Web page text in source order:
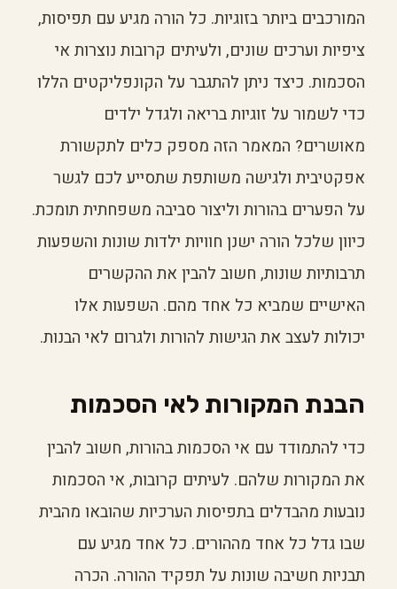
המורכבים ביותר בזוגיות. כל הורה מגיע עם תפיסות,
ציפיות וערכים שונים, ולעיתים קרובות נוצרות אי
הסכמות. כיצד ניתן להתגבר על הקונפליקטים הללו
כדי לשמור על זוגיות בריאה ולגדל ילדים
מאושרים? המאמר הזה מספק כלים לתקשורת
אפקטיבית ולגישה משותפת שתסייע לכם לגשר
על הפערים בהורות וליצור סביבה משפחתית תומכת.
כיוון שלכל הורה ישנן חוויות ילדות שונות והשפעות
תרבותיות שונות, חשוב להבין את ההקשרים
האישיים שמביא כל אחד מהם. השפעות אלו
יכולות לעצב את הגישות להורות ולגרום לאי הבנות.
הבנת המקורות לאי הסכמות
כדי להתמודד עם אי הסכמות בהורות, חשוב להבין
את המקורות שלהם. לעיתים קרובות, אי הסכמות
נובעות מהבדלים בתפיסות הערכיות שהובאו מהבית
שבו גדל כל אחד מההורים. כל אחד מגיע עם
תבניות חשיבה שונות על תפקיד ההורה. הכרה